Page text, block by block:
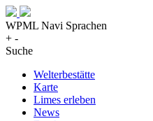
WPML Navi Sprachen
+ -
Suche
Welterbestätte
Karte
Limes erleben
News